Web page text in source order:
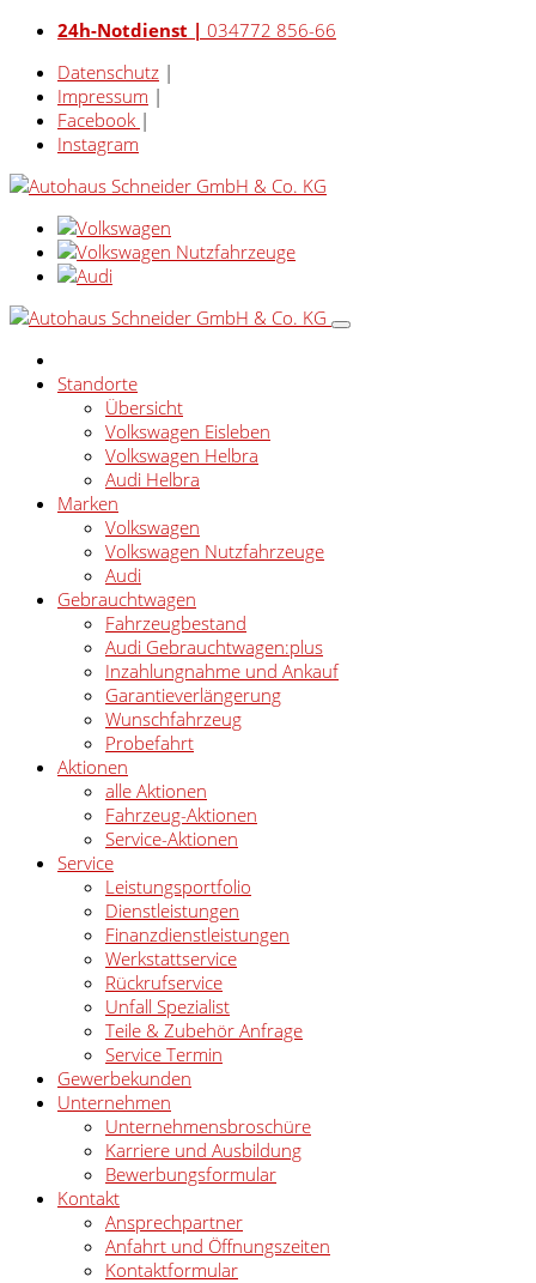
24h-Notdienst | 034772 856-66
Datenschutz |
Impressum |
Facebook |
Instagram
Standorte
Übersicht
Volkswagen Eisleben
Volkswagen Helbra
Audi Helbra
Marken
Volkswagen
Volkswagen Nutzfahrzeuge
Audi
Gebrauchtwagen
Fahrzeugbestand
Audi Gebrauchtwagen:plus
Inzahlungnahme und Ankauf
Garantieverlängerung
Wunschfahrzeug
Probefahrt
Aktionen
alle Aktionen
Fahrzeug-Aktionen
Service-Aktionen
Service
Leistungsportfolio
Dienstleistungen
Finanzdienstleistungen
Werkstattservice
Rückrufservice
Unfall Spezialist
Teile & Zubehör Anfrage
Service Termin
Gewerbekunden
Unternehmen
Unternehmensbroschüre
Karriere und Ausbildung
Bewerbungsformular
Kontakt
Ansprechpartner
Anfahrt und Öffnungszeiten
Kontaktformular